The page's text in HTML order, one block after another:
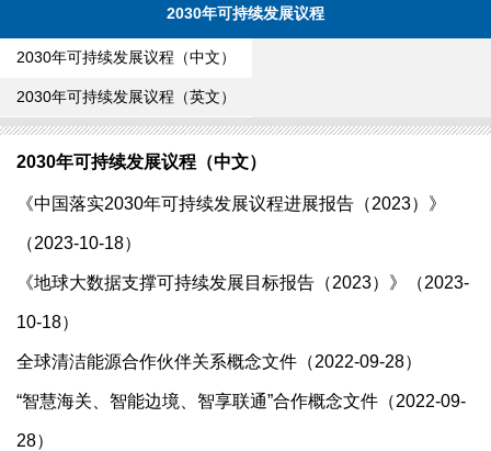
2030年可持续发展议程
2030年可持续发展议程（中文）
2030年可持续发展议程（英文）
2030年可持续发展议程（中文）
《中国落实2030年可持续发展议程进展报告（2023）》
（2023-10-18）
《地球大数据支撑可持续发展目标报告（2023）》（2023-
10-18）
全球清洁能源合作伙伴关系概念文件（2022-09-28）
“智慧海关、智能边境、智享联通”合作概念文件（2022-09-
28）